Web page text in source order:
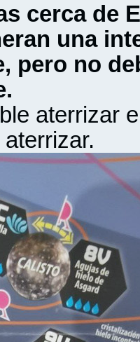
cerca de
una
pero no
aterrizar